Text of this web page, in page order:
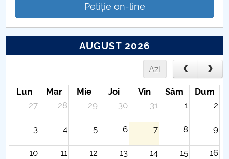
Petiție on-line
AUGUST 2026
Azi
Lun Mar Mie Joi Vin Sâm
Dum
27
28 29 30 31 1 2
3 4 5 6 7 8 9
10 11 12 13 14 15 16